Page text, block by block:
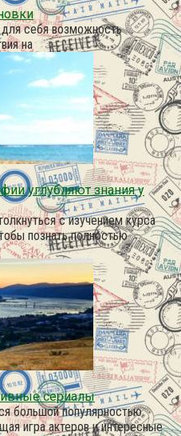
для себя возможность
на
углубляют знания у
с изучением курса
познать полностью
сериалы
большой популярностью.
игра актеров и интересные